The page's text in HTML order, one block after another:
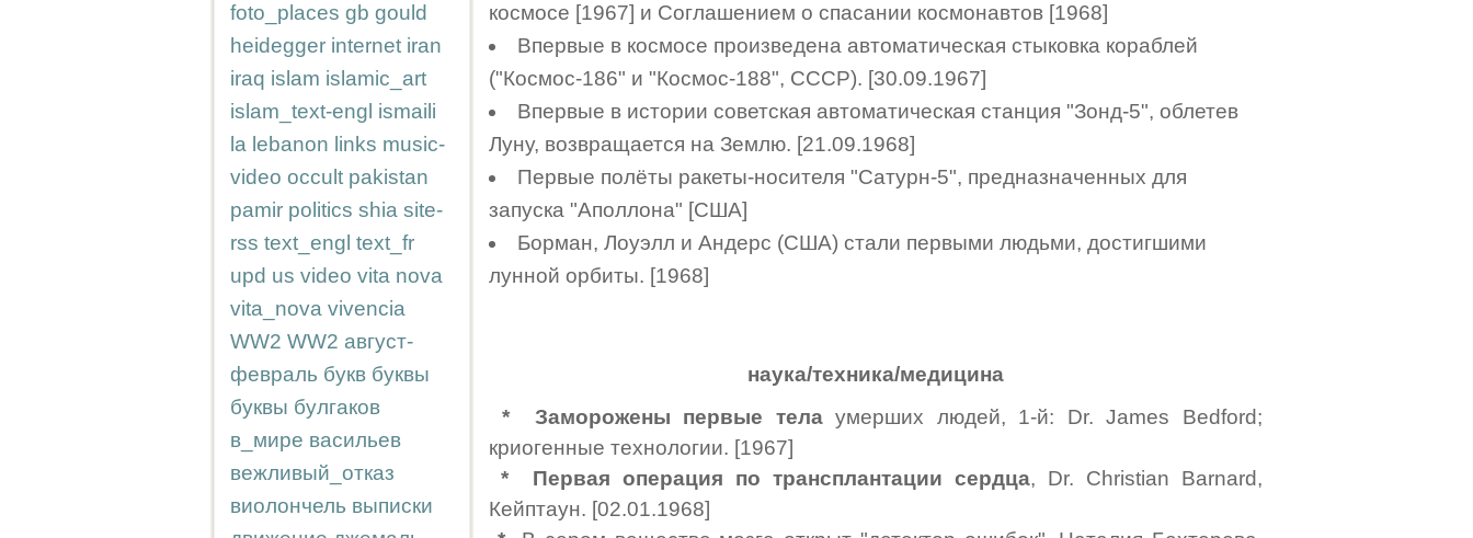
foto_places gb gould
heidegger internet iran
iraq islam islamic_art
islam_text-engl ismaili
la lebanon links music-
video occult pakistan
pamir politics shia site-
rss text_engl text_fr
upd us video vita nova
vita_nova vivencia
WW2 WW2 август-
февраль букв буквы
буквы булгаков
в_мире васильев
вежливый_отказ
виолончель выписки
космосе [1967] и Соглашением о спасании космонавтов [1968]
Впервые в космосе произведена автоматическая стыковка кораблей
("Космос-186" и "Космос-188", СССР). [30.09.1967]
Впервые в истории советская автоматическая станция "Зонд-5", облетев
Луну, возвращается на Землю. [21.09.1968]
Первые полёты ракеты-носителя "Сатурн-5", предназначенных для
запуска "Аполлона" [США]
Борман, Лоуэлл и Андерс (США) стали первыми людьми, достигшими
лунной орбиты. [1968]
наука/техника/медицина
*
Заморожены первые телаумерших людей, 1-й: Dr. James Bedford;
криогенные технологии. [1967]
*
Первая операция по трансплантации сердца, Dr. Christian Barnard,
Кейптаун. [02.01.1968]